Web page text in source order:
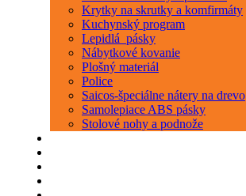
Krytky na skrutky a komfirmáty
Kuchynský program
Lepidlá_pásky
Nábytkové kovanie
Plošný materiál
Police
Saicos-špeciálne nátery na drevo
Samolepiace ABS pásky
Stolové nohy a podnože